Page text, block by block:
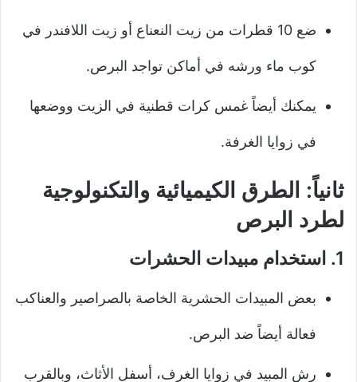
ضع 10 قطرات من زيت النعناع أو زيت اللافندر في
كوب ماء ورشه في أماكن تواجد البرص.
يمكنك أيضاً غمس كرات قطنية في الزيت ووضعها
في زوايا الغرفة.
ثانياً: الطرق الكيميائية والتكنولوجية
لطرد البرص
1. استخدام مبيدات الحشرات
بعض المبيدات الحشرية الخاصة بالصراصير والعناكب
فعالة أيضاً ضد البرص.
رش المبيد في زوايا الغرف، أسفل الأثاث، وبالقرب